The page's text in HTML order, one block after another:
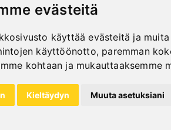
evästeitä
käyttää evästeitä ja
käyttöönotto, paremman
kohtaan ja mukauttaaksemme
Kieltäydyn Muuta asetuksiani
€